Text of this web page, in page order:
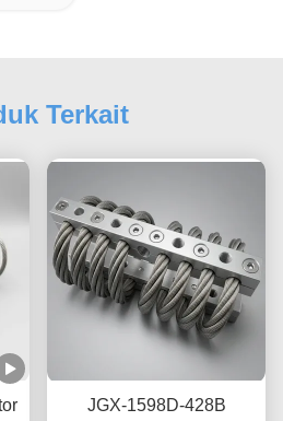
Terkait
JGX-1598D-428B